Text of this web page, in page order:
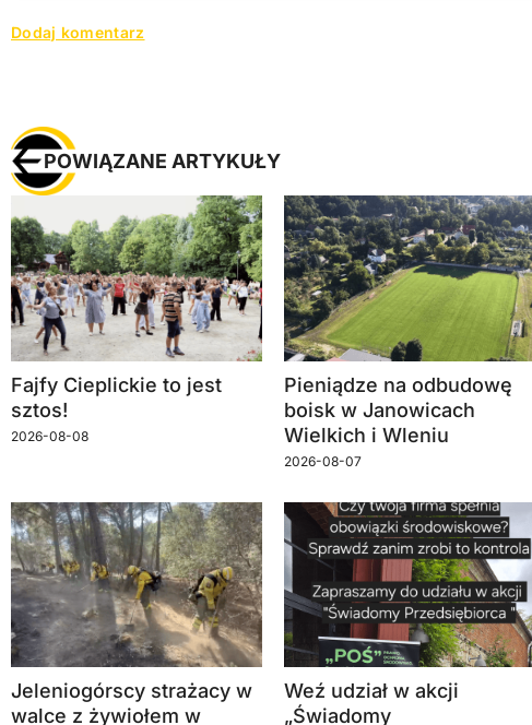
POWIĄZANE ARTYKUŁY
Fajfy Cieplickie to jest
sztos!
2026-08-08
Pieniądze na odbudowę
boisk w Janowicach
Wielkich i Wleniu
2026-08-07
Jeleniogórscy strażacy w
walce z żywiołem w
Weź udział w akcji
„Świadomy